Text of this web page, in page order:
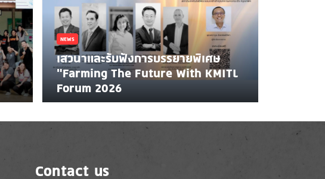
NEWS
เสวนาและรับฟังการบรรยายพิเศษ
"Farming The Future With KMITL
Forum 2026
Contact us